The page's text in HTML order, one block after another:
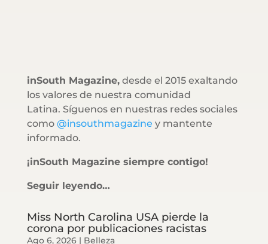
inSouth Magazine,desde el 2015 exaltando
los valores de nuestra comunidad
Latina. Síguenos en nuestras redes sociales
como @insouthmagazine y mantente
informado.
¡inSouth Magazine siempre contigo!
Seguir leyendo…
Miss North Carolina USA pierde la
corona por publicaciones racistas
Ago 6, 2026| Belleza